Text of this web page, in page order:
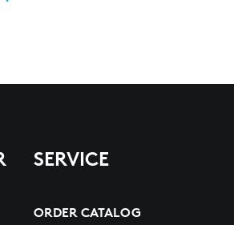
SERVICE
ORDER CATALOG